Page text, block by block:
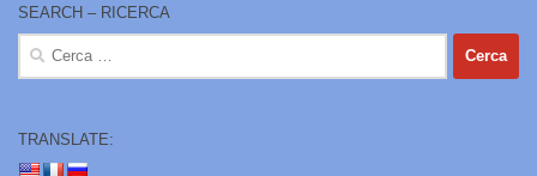
SEARCH – RICERCA
Ricerca
TRANSLATE: